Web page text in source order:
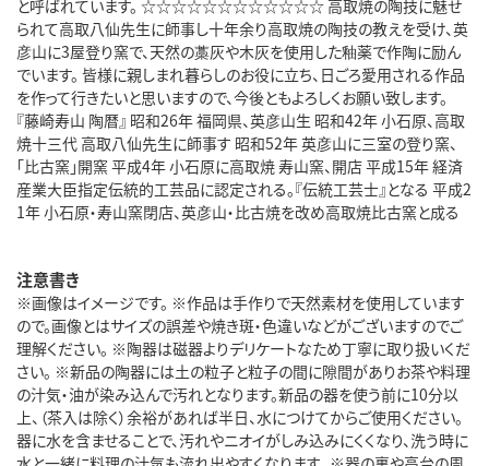
と呼ばれています。 ☆☆☆☆☆☆☆☆☆☆☆☆ 高取焼の陶技に魅せ
られて高取八仙先生に師事し十年余り高取焼の陶技の教えを受け、英
彦山に3屋登り窯で、天然の藁灰や木灰を使用した釉薬で作陶に励ん
でいます。 皆様に親しまれ暮らしのお役に立ち、日ごろ愛用される作品
を作って行きたいと思いますので、今後ともよろしくお願い致します。
『藤崎寿山 陶暦』 昭和26年 福岡県、英彦山生 昭和42年 小石原、高取
焼十三代 高取八仙先生に師事す 昭和52年 英彦山に三室の登り窯、
「比古窯」開窯 平成4年 小石原に高取焼 寿山窯、開店 平成15年 経済
産業大臣指定伝統的工芸品に認定される。『伝統工芸士』となる 平成2
1年 小石原・寿山窯閉店、英彦山・比古焼を改め高取焼比古窯と成る
注意書き
※画像はイメージです。 ※作品は手作りで天然素材を使用しています
ので。画像とはサイズの誤差や焼き斑・色違いなどがございますのでご
理解ください。 ※陶器は磁器よりデリケートなため丁寧に取り扱いくだ
さい。 ※新品の陶器には土の粒子と粒子の間に隙間がありお茶や料理
の汁気・油が染み込んで汚れとなります。新品の器を使う前に10分以
上、（茶入は除く）余裕があれば半日、水につけてからご使用ください。
器に水を含ませることで、汚れやニオイがしみ込みにくくなり、洗う時に